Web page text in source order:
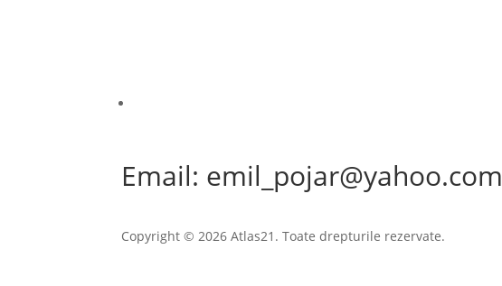
Email: emil_pojar@yahoo.com
Copyright © 2026 Atlas21. Toate drepturile rezervate.